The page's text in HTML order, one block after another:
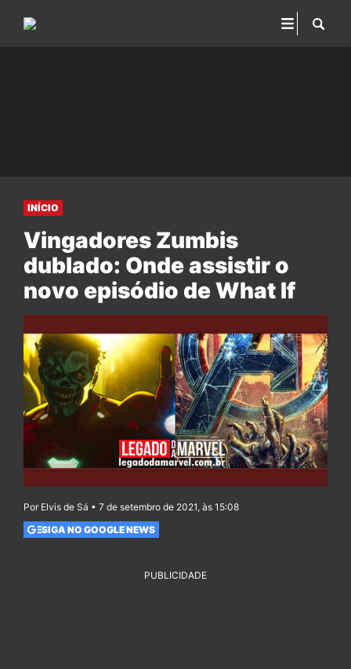
INÍCIO
Vingadores Zumbis
dublado: Onde assistir o
novo episódio de What If
Por Elvis de Sá • 7 de setembro de 2021, às 15:08
SIGA NO GOOGLE NEWS
PUBLICIDADE